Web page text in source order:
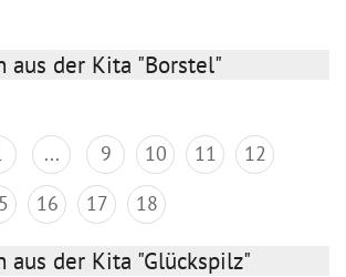
aus der Kita "Borstel"
... 9 10 11
12
16 17 18
aus der Kita "Glückspilz"